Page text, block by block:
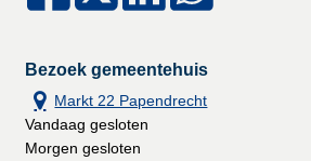
Bezoek gemeentehuis
Markt 22 Papendrecht
Vandaag gesloten
Morgen gesloten